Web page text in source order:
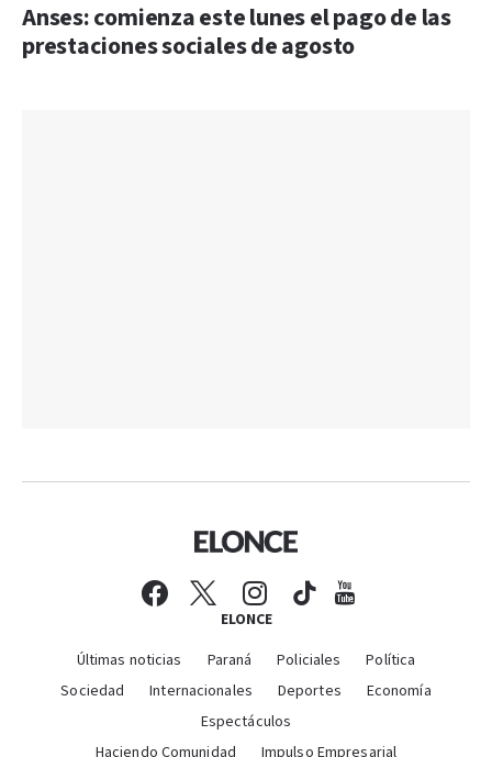
Anses: comienza este lunes el pago de las
prestaciones sociales de agosto
ELONCE
Últimas noticias Paraná Policiales
Política
Sociedad
Internacionales Deportes
Economía
Espectáculos
Haciendo Comunidad
Impulso Empresarial